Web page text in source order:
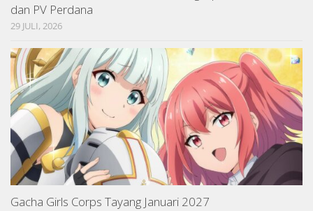
dan PV Perdana
29 JULI, 2026
Gacha Girls Corps Tayang Januari 2027